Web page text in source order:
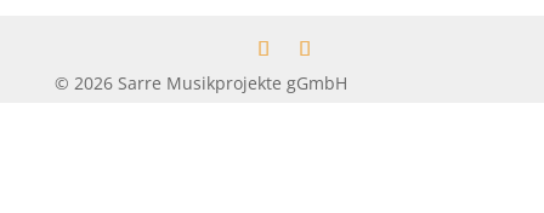
© 2026 Sarre Musikprojekte gGmbH